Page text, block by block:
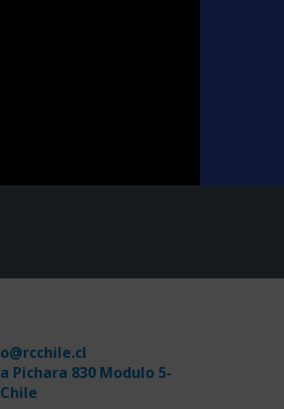
Pichara 830 Modulo 5-